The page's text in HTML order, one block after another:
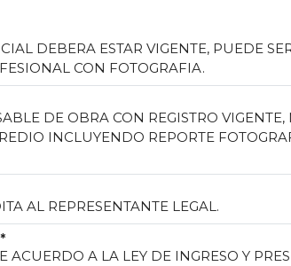
DEBERA ESTAR VIGENTE, PUEDE
CON FOTOGRAFIA.
DE OBRA CON REGISTRO
INCLUYENDO REPORTE
AL REPRESENTANTE LEGAL.
*
ACUERDO A LA LEY DE INGRESO Y